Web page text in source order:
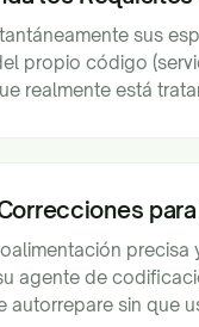
sus
propio código
realmente está
agente de
autorrepare sin que